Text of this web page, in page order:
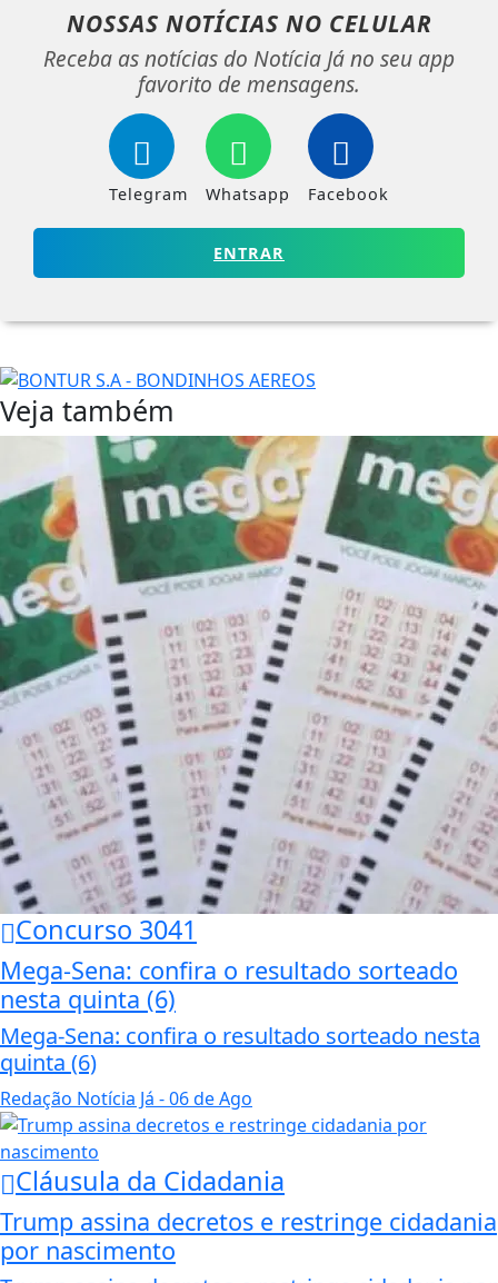
NOSSAS NOTÍCIAS NO CELULAR
Receba as notícias do Notícia Já no seu app
favorito de mensagens.
Telegram Whatsapp Facebook
ENTRAR
Veja também
Concurso 3041
Mega-Sena: confira o resultado sorteado
nesta quinta (6)
Mega-Sena: confira o resultado sorteado nesta
quinta (6)
Redação Notícia Já - 06 de Ago
Cláusula da Cidadania
Trump assina decretos e restringe cidadania
por nascimento